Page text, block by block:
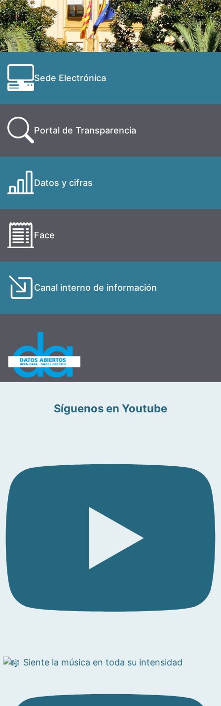
Sede Electrónica
Portal de Transparencia
Datos y cifras
Face
Canal interno de información
Síguenos en Youtube
Siente la música en toda su intensidad